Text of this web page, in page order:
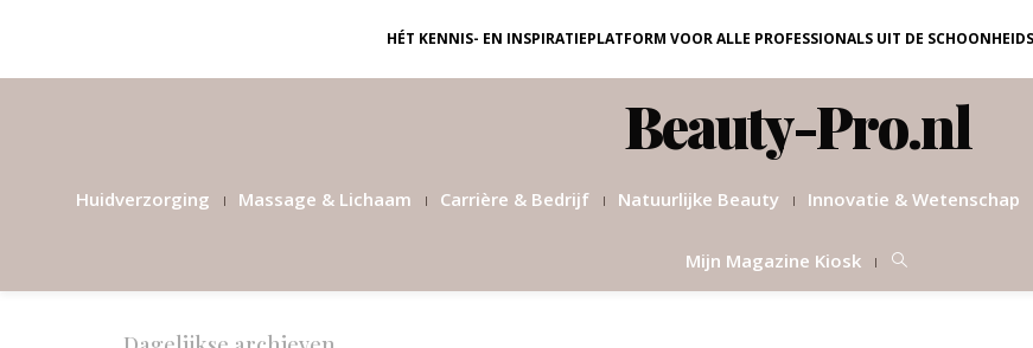
HÉT KENNIS- EN INSPIRATIEPLATFORM VOOR ALLE PROFESSIONALS UIT DE
Beauty-Pro.nl
Huidverzorging Massage & Lichaam Carrière & Bedrijf Natuurlijke Beauty Innovatie & Wetenschap
Mijn Magazine Kiosk